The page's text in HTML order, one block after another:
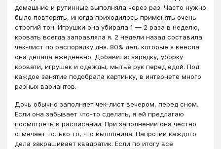
домашние и рутинные выполняла через раз. Часто нужно
было повторять, иногда приходилось применять очень
строгий тон. Игрушки она убирала 1 — 2 раза в неделю,
кровать всегда заправляла я. 2 недели назад составила
чек-лист по распорядку дня. 80% дел, которые я внесла
она делала ежедневно. Добавила: зарядку, уборку
кровати, игрушек и одежды, мытьё рук перед едой. Под
каждое занятие подобрала картинку, в интернете много
разных вариантов.
Дочь обычно заполняет чек-лист вечером, перед сном.
Если она забывает что-то сделать, я ей предлагаю
посмотреть в расписании. При заполнении она честно
отмечает только то, что выполнила. Напротив каждого
дела закрашивает квадратик. Если по итогу всё